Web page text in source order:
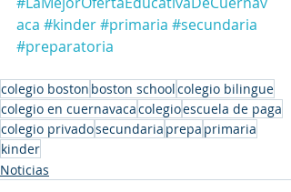
aca #kinder#primaria #secundaria
#preparatoria
colegio boston boston schoolcolegio bilingue
colegio en cuernavacacolegioescuela de paga
colegio privadosecundaria prepa primaria
kinder
Noticias